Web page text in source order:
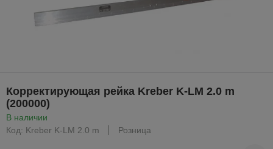
Корректирующая рейка Kreber K-LM 2.0 m
(200000)
В наличии
Код: Kreber K-LM 2.0 m
Розница